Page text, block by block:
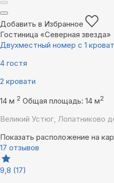
Добавить в Избранное
Гостиница «Северная звезда»
Двухместный номер с 1
4 гостя
2 кровати
14 м 2 Общая площадь: 14 м2
Великий Устюг, Лопатниково
Показать расположение на
17 отзывов
9,8 (17)